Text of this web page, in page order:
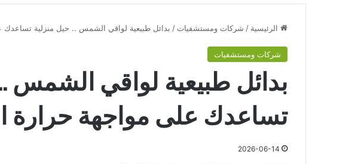
الرئيسية / شركات ومستشفيات / بدائل طبيعية لواقي الشمس .. حيل منزلية تساعدك
شركات ومستشفيات
بدائل طبيعية لواقي الشمس
تساعدك على مواجهة حرارة
2026-06-14